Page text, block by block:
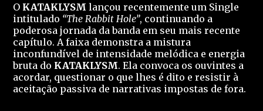
O KATAKLYSM lançou recentemente um Single
intitulado “The Rabbit Hole”, continuando a
poderosa jornada da banda em seu mais recente
capítulo. A faixa demonstra a mistura
inconfundível de intensidade melódica e energia
bruta do KATAKLYSM. Ela convoca os ouvintes a
acordar, questionar o que lhes é dito e resistir à
aceitação passiva de narrativas impostas de fora.